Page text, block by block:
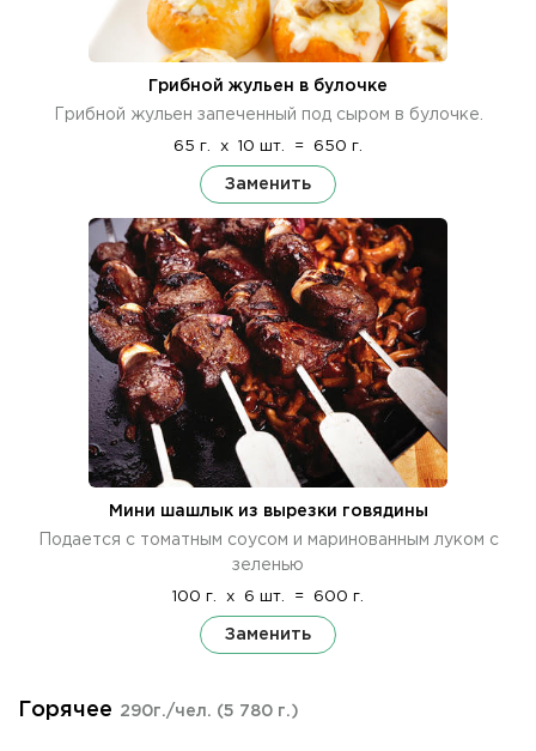
Грибной жульен в булочке
Грибной жульен запеченный под сыром в булочке.
65 г. x 10 шт. = 650 г.
Заменить
Мини шашлык из вырезки говядины
Подается с томатным соусом и маринованным луком с
зеленью
100 г. x 6 шт. = 600 г.
Заменить
Горячее 290г./чел. (5 780 г.)